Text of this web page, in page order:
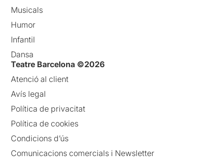
Musicals
Humor
Infantil
Dansa
Teatre Barcelona ©2026
Atenció al client
Avís legal
Política de privacitat
Política de cookies
Condicions d’ús
Comunicacions comercials i Newsletter